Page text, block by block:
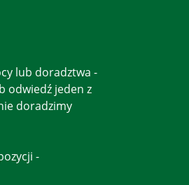
lub doradztwa -
odwiedź jeden z
doradzimy
-